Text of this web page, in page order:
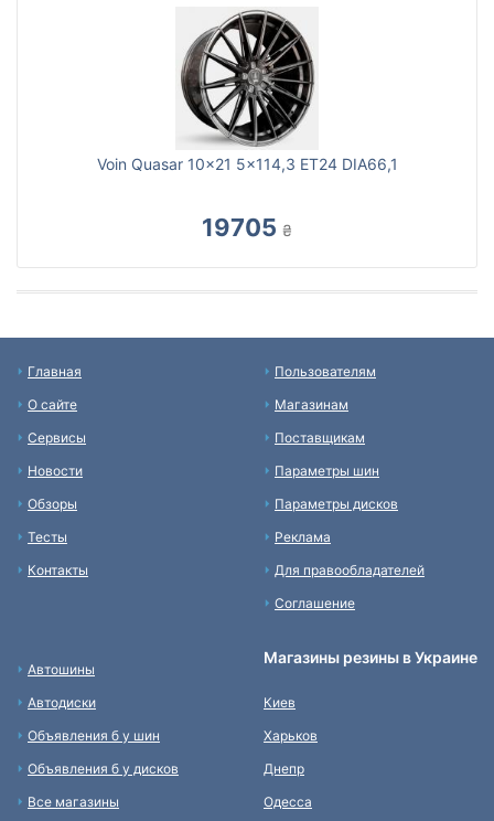
Voin Quasar 10x21 5x114,3 ET24 DIA66,1
19705 ₴
Главная
О сайте
Сервисы
Новости
Обзоры
Тесты
Контакты
Пользователям
Магазинам
Поставщикам
Параметры шин
Параметры дисков
Реклама
Для правообладателей
Соглашение
Автошины
Автодиски
Объявления б у шин
Объявления б у дисков
Все магазины
Магазины резины в Украине
Киев
Харьков
Днепр
Одесса